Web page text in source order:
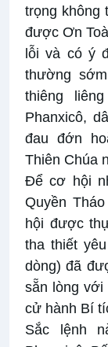
trọng không
được Ơn
lỗi và có ý
thường
thiêng
Phanxicô,
đau đớn
Thiên Chúa
Để cơ hội
Quyền
hội được
tha thiết
dòng) đã
sẵn lòng với
cử hành Bí
Sắc lệnh